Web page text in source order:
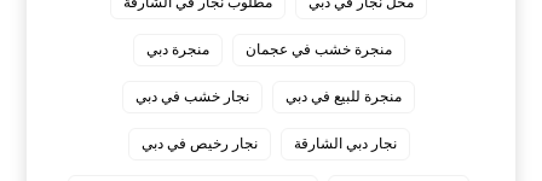
منجرة خشب في عجمان منجرة دبي
منجرة للبيع في دبي نجار خشب في دبي
نجار دبي الشارقة نجار رخيص في دبي